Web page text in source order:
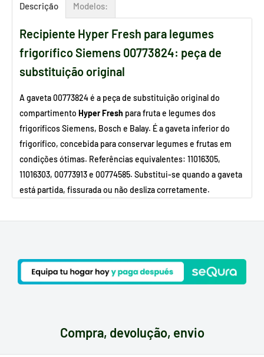
Descrição Modelos:
Recipiente Hyper Fresh para legumes
frigorífico Siemens 00773824: peça de
substituição original
A gaveta 00773824 é a peça de substituição original do
compartimento Hyper Fresh para fruta e legumes dos
frigoríficos Siemens, Bosch e Balay. É a gaveta inferior do
frigorífico, concebida para conservar legumes e frutas em
condições ótimas. Referências equivalentes: 11016305,
11016303, 00773913 e 00774585. Substitui-se quando a gaveta
está partida, fissurada ou não desliza corretamente.
SINTOMAS HABITUAIS
Não entra ou sai corretamente do frigorífico
Deformação do plástico devido ao uso prolongado
Compra, devolução, envio